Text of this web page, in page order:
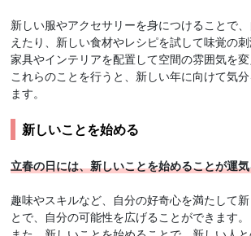
新しい服やアクセサリーを身につけることで
えたり、新しい食材やレシピを試して味覚の
家具やインテリアを配置して空間の雰囲気を変
これらのことを行うと、新しい年に向けて気
ます。
新しいことを始める
立春の日には、新しいことを始めることが運
趣味やスキルなど、自分の好奇心を満たして
とで、自分の可能性を広げることができます。